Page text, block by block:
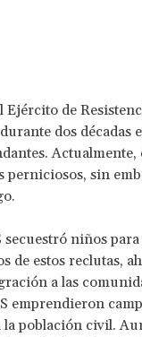
l Ejército de
durante dos décadas
Actualmente,
perniciosos, sin
secuestró niños
de estos reclutas,
a las
emprendieron
población civil.